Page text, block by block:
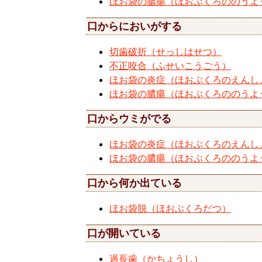
口からにおいがする
切歯破折（せっしはせつ）
不正咬合（ふせいこうごう）
ほお袋の炎症（ほおぶくろのえんし
ほお袋の膿瘍（ほおぶくろののうよ
口からウミがでる
ほお袋の炎症（ほおぶくろのえんし
ほお袋の膿瘍（ほおぶくろののうよ
口から何か出ている
ほお袋脱（ほおぶくろだつ）
口が開いている
過長歯（かちょうし）